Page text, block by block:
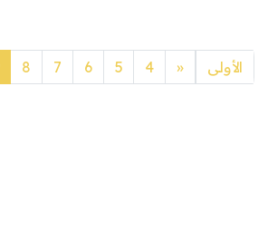
الأولى «
Previous
4
5
6
7
8